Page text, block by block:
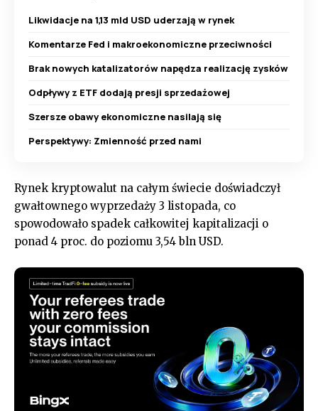
Likwidacje na 1,13 mld USD uderzają w rynek
Komentarze Fed i makroekonomiczne przeciwności
Brak nowych katalizatorów napędza realizację zysków
Odpływy z ETF dodają presji sprzedażowej
Szersze obawy ekonomiczne nasilają się
Perspektywy: Zmienność przed nami
Rynek kryptowalut na całym świecie doświadczył
gwałtownego wyprzedaży 3 listopada, co
spowodowało spadek całkowitej kapitalizacji o
ponad 4 proc. do poziomu 3,54 bln USD.